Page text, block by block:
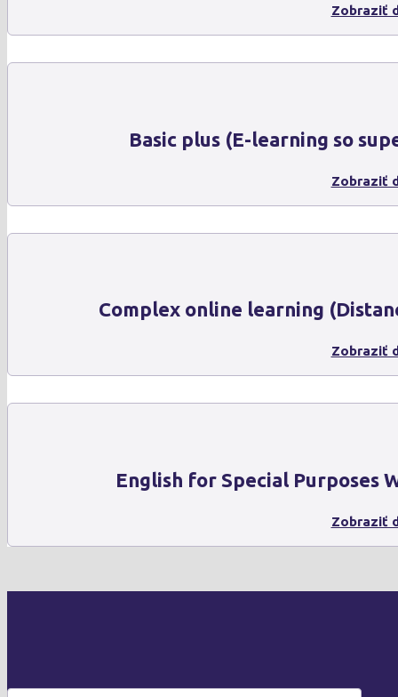
Zobraziť
Basic plus (E-learning so
Zobraziť
Complex online learning
Zobraziť
English for Special Purposes
Zobraziť